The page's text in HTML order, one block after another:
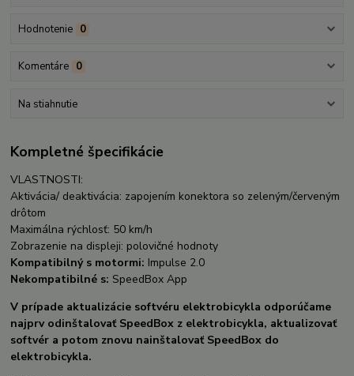
Hodnotenie 0
Komentáre 0
Na stiahnutie
Kompletné špecifikácie
VLASTNOSTI:
Aktivácia/ deaktivácia: zapojením konektora so zeleným/červeným
drôtom
Maximálna rýchlosť: 50 km/h
Zobrazenie na displeji: polovičné hodnoty
Kompatibilný s motormi: Impulse 2.0
Nekompatibilné s: SpeedBox App
V prípade aktualizácie softvéru elektrobicykla odporúčame
najprv odinštalovať SpeedBox z elektrobicykla, aktualizovať
softvér a potom znovu nainštalovať SpeedBox do
elektrobicykla.